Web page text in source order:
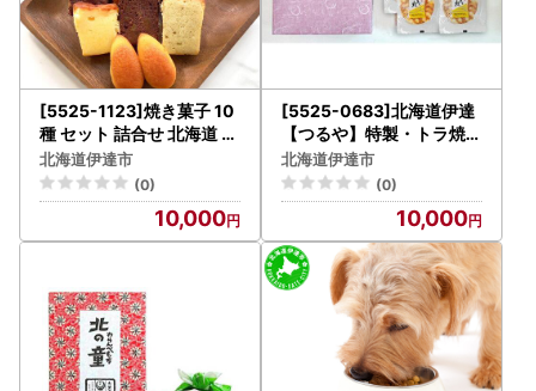
[5525-1123]焼き菓子 10
種 セット 詰合せ 北海道 素
材 ケーキ パウンドケーキ
ブラウニー サブレ 伊達市
パティスリービジュー
北海道伊達市
(0)
10,000
[5525-0683]北海道伊達
【つるや】特製・トラ焼き
＆どら焼き9個セット
北海道伊達市
(0)
10,000